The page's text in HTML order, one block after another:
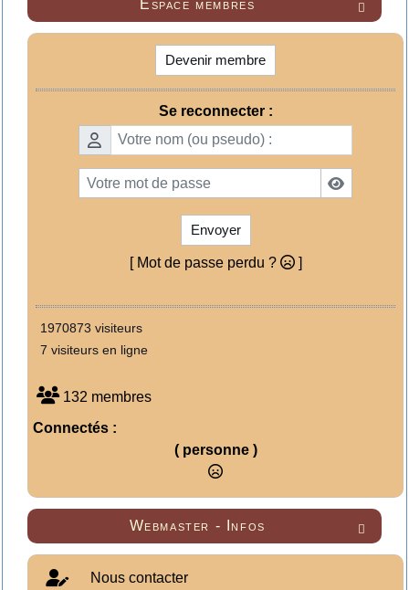

Espace membres
Devenir membre
Se reconnecter :
Envoyer
[ Mot de passe perdu ? ]
1970873 visiteurs
7 visiteurs en ligne
132 membres
Connectés :
( personne )

Webmaster - Infos
Nous contacter